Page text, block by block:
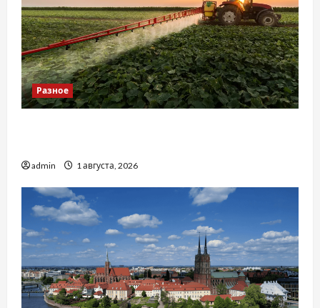
Разное
admin 1 августа, 2026